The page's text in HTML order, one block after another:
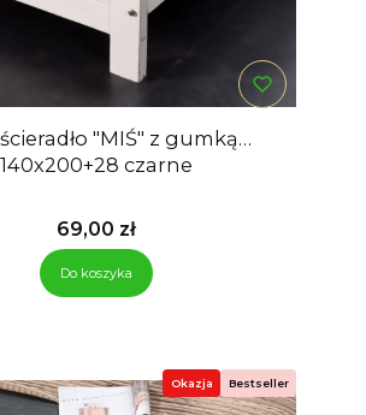
"MIŚ" z gumką
140x200+28 czarne
Cena
69,00 zł
Do koszyka
Okazja Bestseller